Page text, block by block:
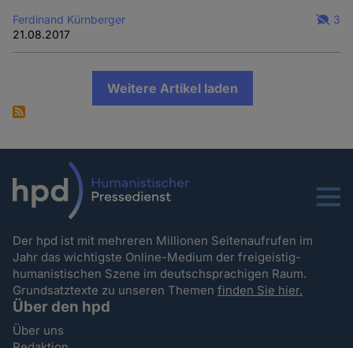
Ferdinand Kürnberger
21.08.2017
3
Weitere Artikel laden
Menu
Der hpd ist mit mehreren Millionen Seitenaufrufen im
Jahr das wichtigste Online-Medium der freigeistig-
humanistischen Szene im deutschsprachigen Raum.
Grundsatztexte zu unseren Themenfinden Sie hier.
Über den hpd
Über uns